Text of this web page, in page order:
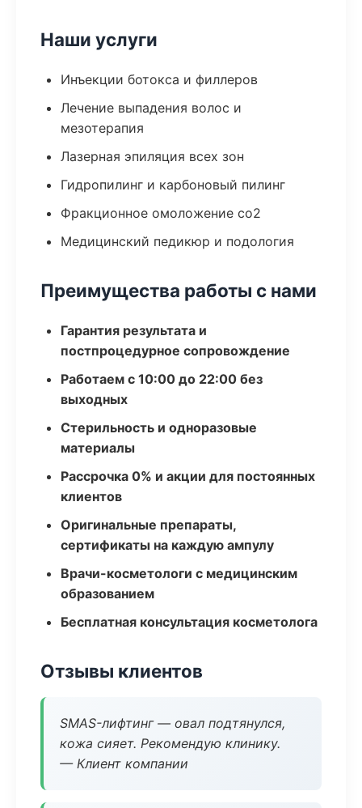
Наши услуги
Инъекции ботокса и филлеров
Лечение выпадения волос и
мезотерапия
Лазерная эпиляция всех зон
Гидропилинг и карбоновый пилинг
Фракционное омоложение co2
Медицинский педикюр и подология
Преимущества работы с нами
Гарантия результата и
постпроцедурное сопровождение
Работаем с 10:00 до 22:00 без
выходных
Стерильность и одноразовые
материалы
Рассрочка 0% и акции для постоянных
клиентов
Оригинальные препараты,
сертификаты на каждую ампулу
Врачи-косметологи с медицинским
образованием
Бесплатная консультация косметолога
Отзывы клиентов
SMAS-лифтинг — овал подтянулся,
кожа сияет. Рекомендую клинику.
— Клиент компании